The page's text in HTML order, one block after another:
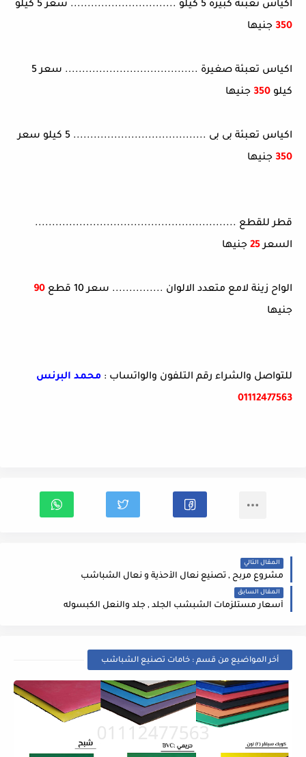
اكياس تعبئة كبيرة 5 كيلو ............................... سعر 5 كيلو
350 جنيها
اكياس تعبئة صغيرة ....................................... سعر 5
كيلو 350 جنيها
اكياس تعبئة بى بى ....................................... 5 كيلو سعر
350 جنيها
قطر للقطع ...........................................................
السعر25 جنيها
الواح زينة لامع متعدد الالوان ............... سعر 10 قطع
90
جنيها
للتواصل والشراء رقم التلفون والواتساب : محمد البرنس
01112477563
المقال التالي
مشروع مربح , تصنيع نعال الأحذية و نعال الشباشب
المقال السابق
أسعار مستلزمات الشبشب الجلد , جلد والنعل الكبسوله
أخر المواضيع من قسم : خامات تصنيع الشباشب